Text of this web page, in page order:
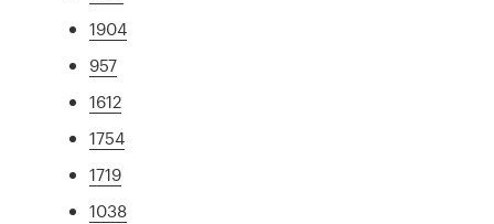
1904
957
1612
1754
1719
1038